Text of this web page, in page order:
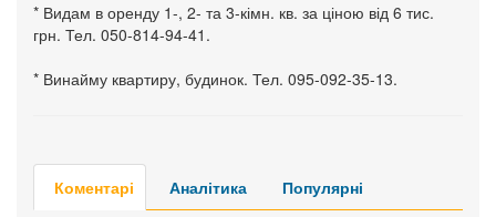
* Видам в оренду 1-, 2- та 3-кімн. кв. за ціною від 6 тис.
грн. Тел. 050-814-94-41.
* Винайму квартиру, будинок. Тел. 095-092-35-13.
Коментарі Аналітика Популярні